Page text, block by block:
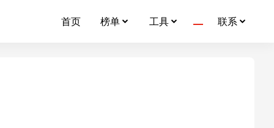
首页 榜单 工具 联系